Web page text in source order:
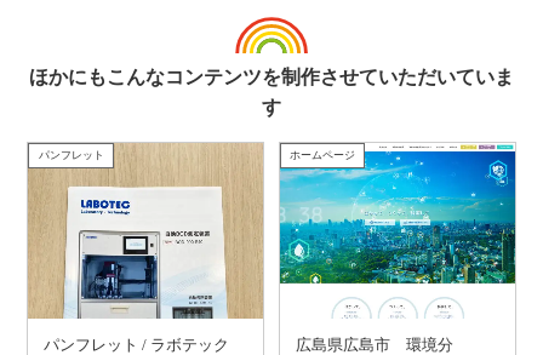
ほかにもこんなコンテンツを制作させていただいていま
す
パンフレット
パンフレット / ラボテック
ホームページ
広島県広島市 環境分